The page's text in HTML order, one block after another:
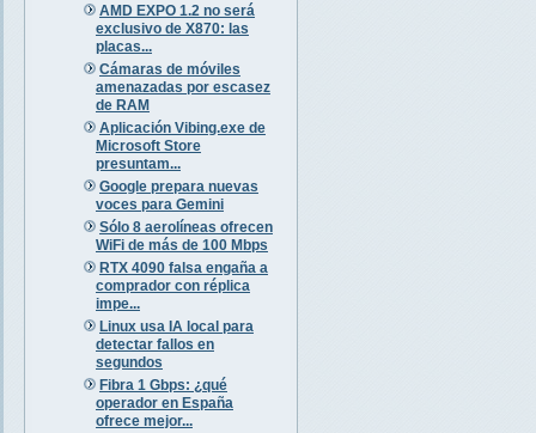
AMD EXPO 1.2 no será
exclusivo de X870: las
placas...
Cámaras de móviles
amenazadas por escasez
de RAM
Aplicación Vibing.exe de
Microsoft Store
presuntam...
Google prepara nuevas
voces para Gemini
Sólo 8 aerolíneas ofrecen
WiFi de más de 100 Mbps
RTX 4090 falsa engaña a
comprador con réplica
impe...
Linux usa IA local para
detectar fallos en
segundos
Fibra 1 Gbps: ¿qué
operador en España
ofrece mejor...